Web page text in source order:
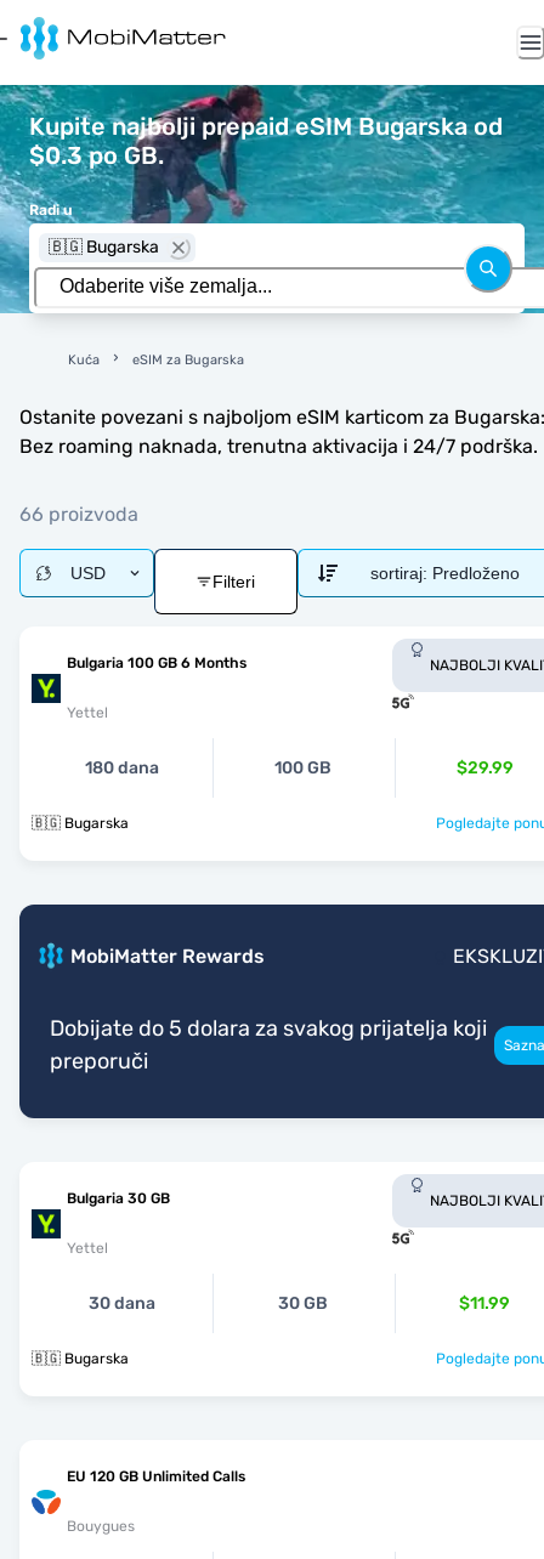
Kupite najbolji prepaid eSIM Bugarska od
$0.3 po GB.
Radi u
🇧🇬 Bugarska
Kuća eSIM za Bugarska
Ostanite povezani s najboljom eSIM karticom za Bugarska:
Bez roaming naknada, trenutna aktivacija i 24/7 podrška.
66 proizvoda
USD Filteri sortiraj: Predloženo
Bulgaria 100 GB 6 Months
Yettel
NAJBOLJI
180 dana 100 GB $29.99
🇧🇬 Bugarska Pogledajte
MobiMatter Rewards
Dobijate do 5 dolara za svakog prijatelja koji
preporuči
Bulgaria 30 GB
Yettel
NAJBOLJI
30 dana 30 GB $11.99
🇧🇬 Bugarska Pogledajte
EU 120 GB Unlimited Calls
Bouygues